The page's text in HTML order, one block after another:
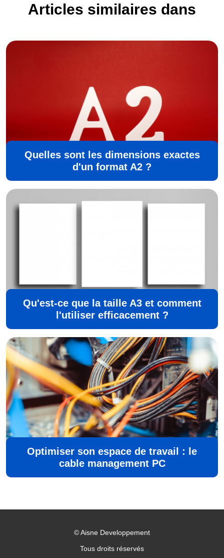
Articles similaires dans
Quelles sont les dimensions exactes
d'un format A2 ?
Qu'est-ce que la taille A3 et comment
l'utiliser efficacement ?
Optimiser son espace de travail : le
cable management PC
©Aisne Developpement
Tous droits réservés